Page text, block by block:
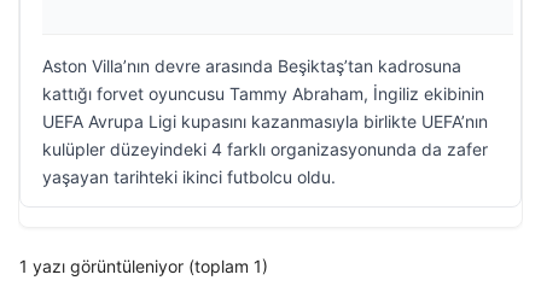
Aston Villa’nın devre arasında Beşiktaş’tan kadrosuna
kattığı forvet oyuncusu Tammy Abraham, İngiliz ekibinin
UEFA Avrupa Ligi kupasını kazanmasıyla birlikte UEFA’nın
kulüpler düzeyindeki 4 farklı organizasyonunda da zafer
yaşayan tarihteki ikinci futbolcu oldu.
1 yazı görüntüleniyor (toplam 1)